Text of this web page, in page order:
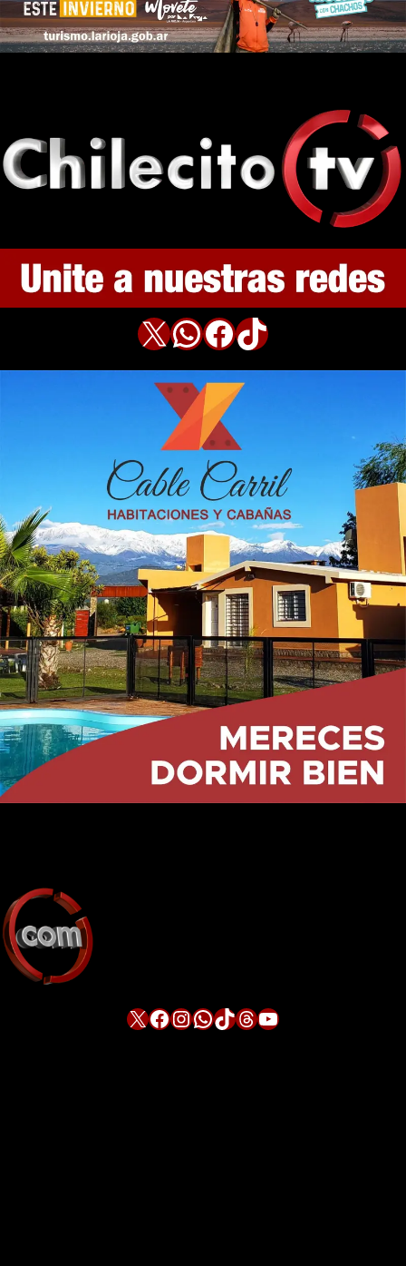
X WhatsApp Facebook TikTok
X Facebook InstagramWhatsApp TikTok Threads YouTube